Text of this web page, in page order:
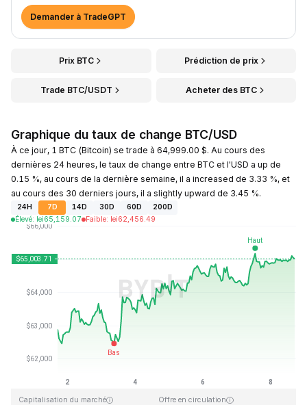
Demander à TradeGPT
Prix BTC Prédiction de prix
Trade BTC/USDT Acheter des BTC
Graphique du taux de change BTC/USD
À ce jour, 1 BTC (Bitcoin) se trade à 64,999.00 $. Au cours des
dernières 24 heures, le taux de change entre BTC et l'USD a up de
0.15 %, au cours de la dernière semaine, il a increased de 3.33 %, et
au cours des 30 derniers jours, il a slightly upward de 3.45 %.
24H 7D 14D 30D 60D
200D
Élevé: lei65,159.07 Faible: lei62,456.49
Dernière mise à jour : 2026-08-08, 16:42 GMT+0
lei126,080.00
Capitalisation du marché Offre en circulation